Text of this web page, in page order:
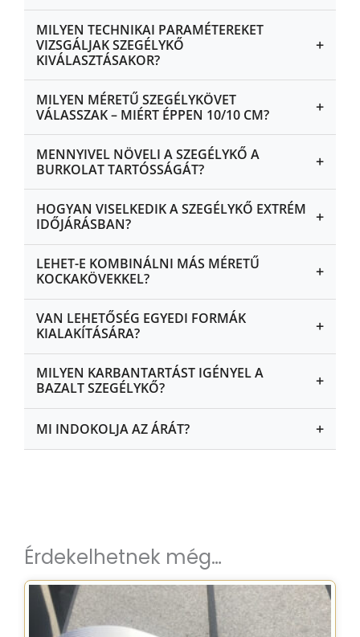
MILYEN TECHNIKAI PARAMÉTEREKET
VIZSGÁLJAK SZEGÉLYKŐ
KIVÁLASZTÁSAKOR?
+
MILYEN MÉRETŰ SZEGÉLYKÖVET
VÁLASSZAK – MIÉRT ÉPPEN 10/10 CM?
+
MENNYIVEL NÖVELI A SZEGÉLYKŐ A
BURKOLAT TARTÓSSÁGÁT?
+
HOGYAN VISELKEDIK A SZEGÉLYKŐ EXTRÉM
IDŐJÁRÁSBAN?
+
LEHET-E KOMBINÁLNI MÁS MÉRETŰ
KOCKAKÖVEKKEL?
+
VAN LEHETŐSÉG EGYEDI FORMÁK
KIALAKÍTÁSÁRA?
+
MILYEN KARBANTARTÁST IGÉNYEL A
BAZALT SZEGÉLYKŐ?
+
MI INDOKOLJA AZ ÁRÁT? +
Érdekelhetnek még…